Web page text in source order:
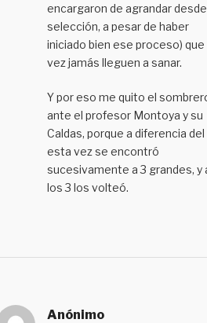
encargaron de agrandar
selección, a pesar de haber
iniciado bien ese proceso) que
vez jamás lleguen a sanar.
Y por eso me quito el
ante el profesor Montoya y su
Caldas, porque a diferencia del
esta vez se encontró
sucesivamente a 3 grandes, y
los 3 los volteó.
Anónimo